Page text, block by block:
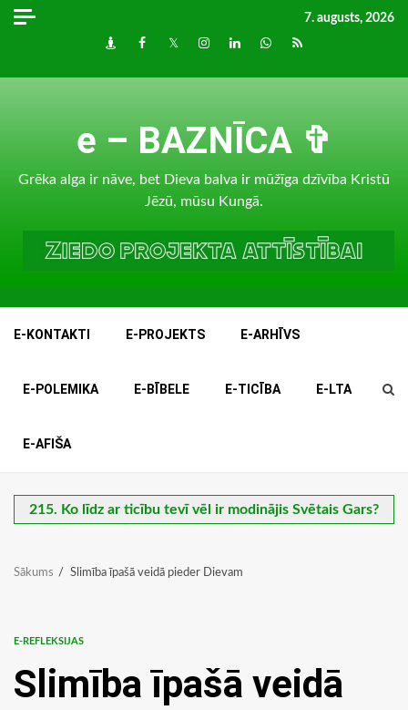
Skip
7. augusts, 2026
DraugiemFacebook
TwitterInstagram
LinkedInwhatsapp
RSS
e – BAZNĪCA ✞
Grēka alga ir nāve, bet Dieva balva ir mūžīga dzīvība Kristū
Jēzū, mūsu Kungā.
E-KONTAKTI E-PROJEKTS E-ARHĪVS
E-POLEMIKA E-BĪBELE E-TICĪBA E-LTA
E-AFIŠA
215. Ko līdz ar ticību tevī vēl ir modinājis Svētais Gars?
Sākums Slimība īpašā veidā pieder Dievam
E-REFLEKSIJAS
Slimība īpašā veidā